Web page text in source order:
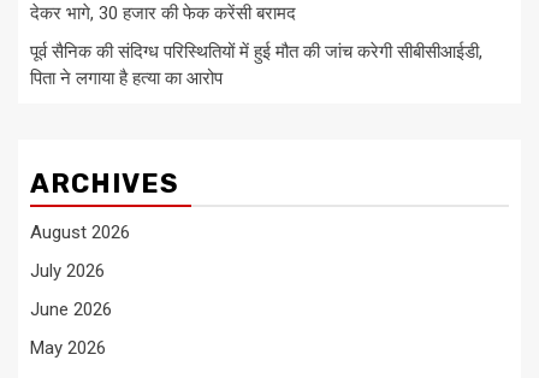
देकर भागे, 30 हजार की फेक करेंसी बरामद
पूर्व सैनिक की संदिग्ध परिस्थितियों में हुई मौत की जांच करेगी सीबीसीआईडी,
पिता ने लगाया है हत्या का आरोप
ARCHIVES
August 2026
July 2026
June 2026
May 2026